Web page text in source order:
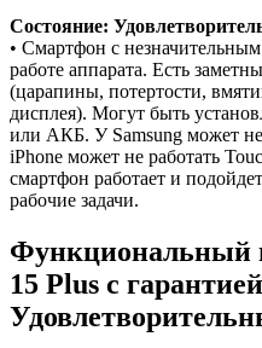
Состояние:
• Смартфон с
работе аппарата. Есть
(царапины, потертости,
дисплея). Могут быть
или АКБ. У Samsung может не
iPhone может не работать
смартфон работает и
рабочие задачи.
Функциональный
15 Plus с